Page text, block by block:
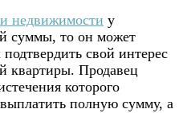
недвижимости у
суммы, то он может
свой интерес
квартиры. Продавец
которого
выплатить полную сумму, а